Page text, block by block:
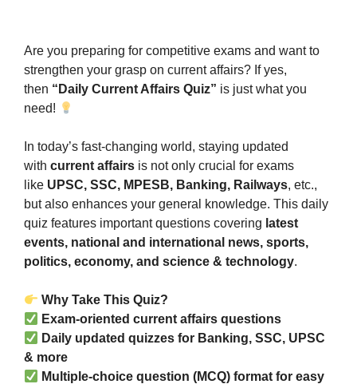
Are you preparing for competitive exams and want to
strengthen your grasp on current affairs? If yes,
then “Daily Current Affairs Quiz” is just what you
need!
In today’s fast-changing world, staying updated
with current affairs is not only crucial for exams
like UPSC, SSC, MPESB, Banking, Railways, etc.,
but also enhances your general knowledge. This daily
quiz features important questions covering latest
events, national and international news, sports,
politics, economy, and science & technology.
Why Take This Quiz?
Exam-oriented current affairs questions
Daily updated quizzes for Banking, SSC, UPSC
& more
Multiple-choice question (MCQ) format for easy